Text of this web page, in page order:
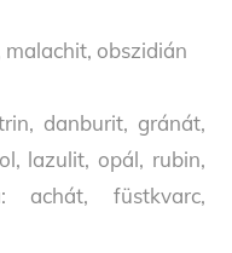
obszidián
danburit, gránát,
lazulit, opál, rubin,
achát, füstkvarc,